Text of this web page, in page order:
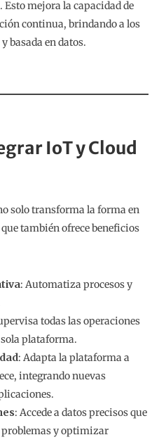
mejora la capacidad de
continua, brindando a los
basada en datos.
IoT y Cloud
solo transforma la forma en
también ofrece beneficios
: Automatiza procesos y
todas las operaciones
plataforma.
: Adapta la plataforma a
integrando nuevas
: Accede a datos precisos que
y optimizar